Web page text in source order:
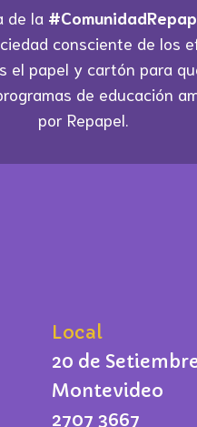
de la
consciente de los
el papel y cartón para
de educación
por Repapel.
Local
20 de
Montevideo
2707 3667